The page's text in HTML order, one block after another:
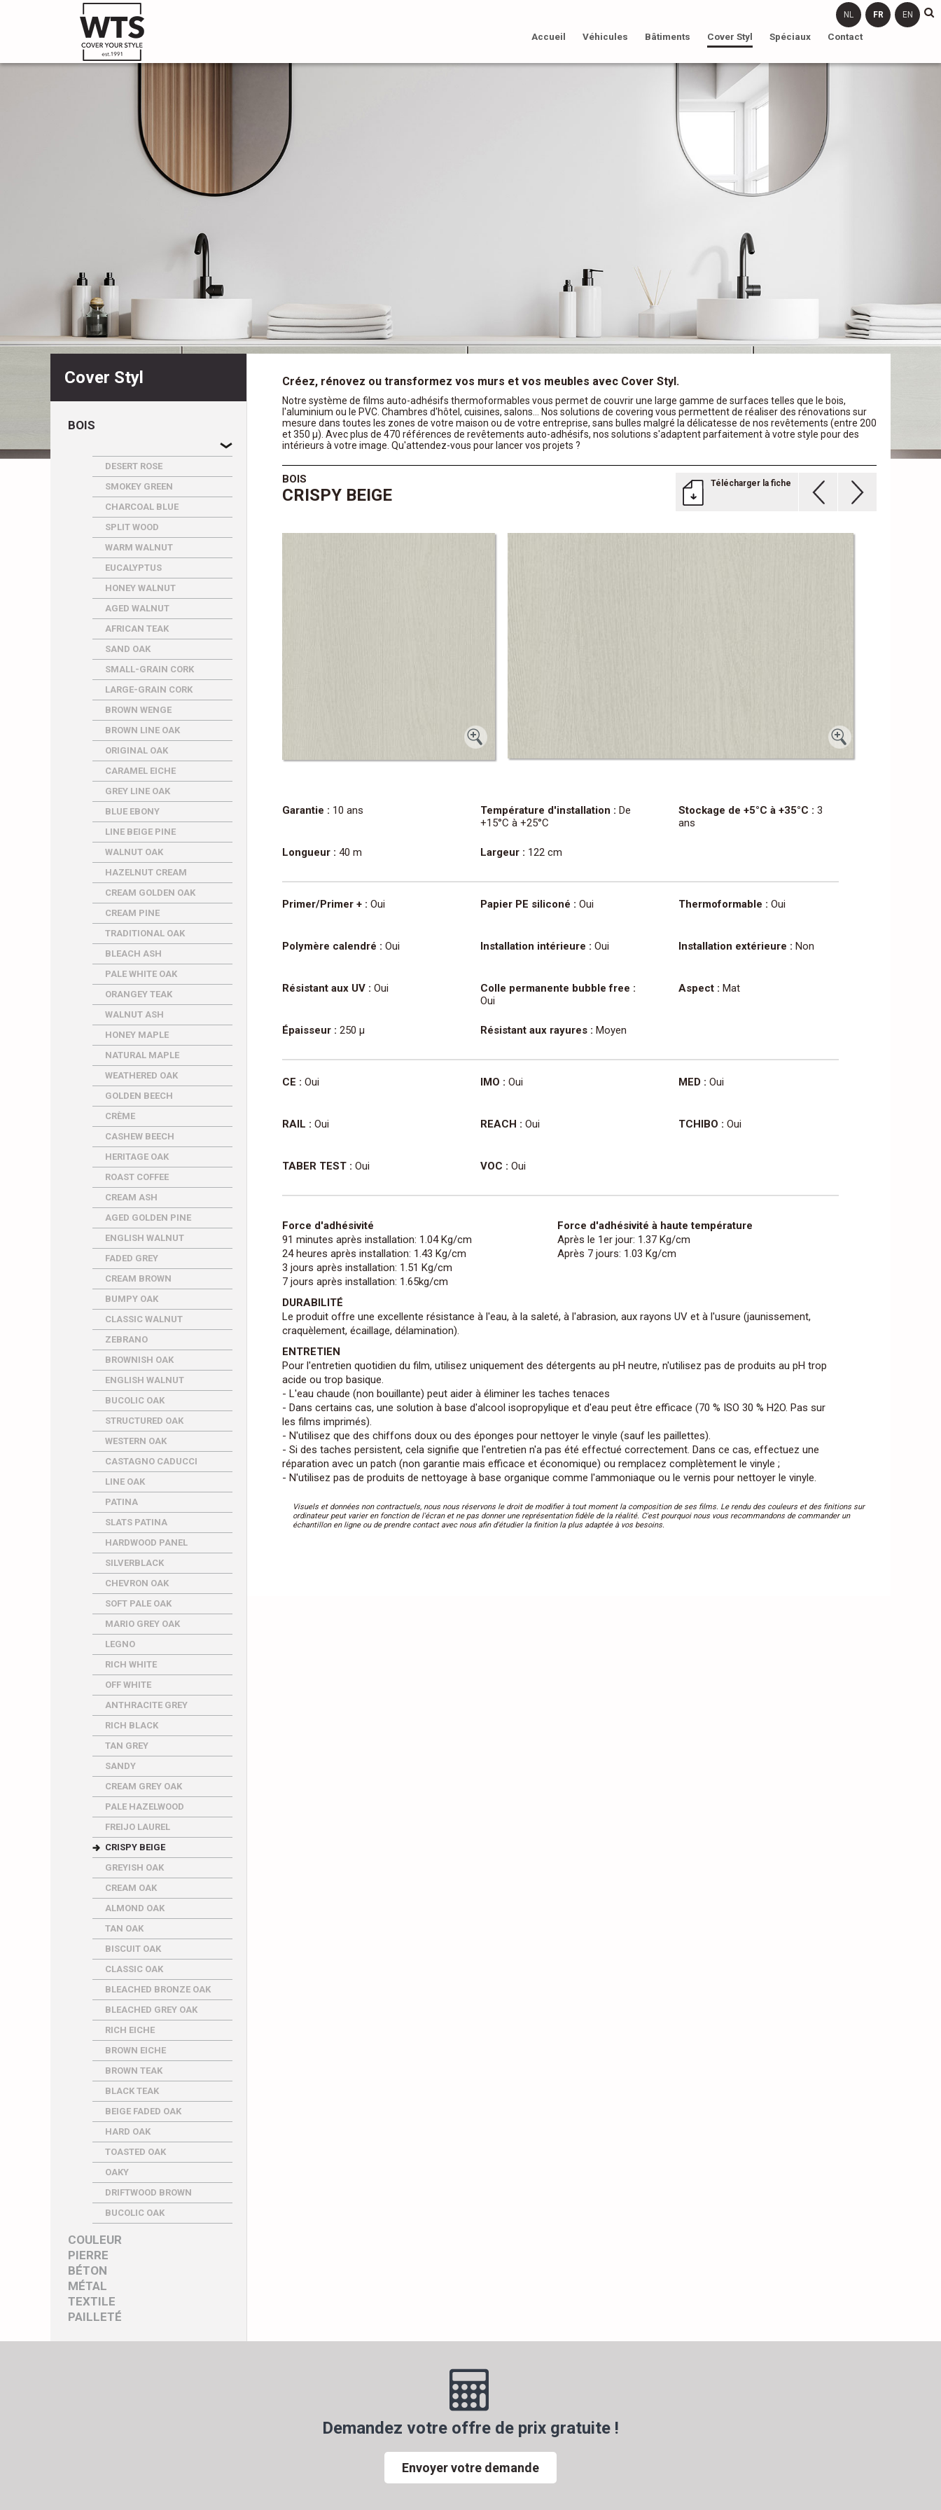
Accueil Véhicules Bâtiments Cover Styl Spéciaux Contact
NL FR EN
Cover Styl
BOIS
DESERT ROSE
SMOKEY GREEN
CHARCOAL BLUE
SPLIT WOOD
WARM WALNUT
EUCALYPTUS
HONEY WALNUT
AGED WALNUT
AFRICAN TEAK
SAND OAK
SMALL-GRAIN CORK
LARGE-GRAIN CORK
BROWN WENGE
BROWN LINE OAK
ORIGINAL OAK
CARAMEL EICHE
GREY LINE OAK
BLUE EBONY
LINE BEIGE PINE
WALNUT OAK
HAZELNUT CREAM
CREAM GOLDEN OAK
CREAM PINE
TRADITIONAL OAK
BLEACH ASH
PALE WHITE OAK
ORANGEY TEAK
WALNUT ASH
HONEY MAPLE
NATURAL MAPLE
WEATHERED OAK
GOLDEN BEECH
CRÈME
CASHEW BEECH
HERITAGE OAK
ROAST COFFEE
CREAM ASH
AGED GOLDEN PINE
ENGLISH WALNUT
FADED GREY
CREAM BROWN
BUMPY OAK
CLASSIC WALNUT
ZEBRANO
BROWNISH OAK
ENGLISH WALNUT
BUCOLIC OAK
STRUCTURED OAK
WESTERN OAK
CASTAGNO CADUCCI
LINE OAK
PATINA
SLATS PATINA
HARDWOOD PANEL
SILVERBLACK
CHEVRON OAK
SOFT PALE OAK
MARIO GREY OAK
LEGNO
RICH WHITE
OFF WHITE
ANTHRACITE GREY
RICH BLACK
TAN GREY
SANDY
CREAM GREY OAK
PALE HAZELWOOD
FREIJO LAUREL
CRISPY BEIGE
GREYISH OAK
CREAM OAK
ALMOND OAK
TAN OAK
BISCUIT OAK
CLASSIC OAK
BLEACHED BRONZE OAK
BLEACHED GREY OAK
RICH EICHE
BROWN EICHE
BROWN TEAK
BLACK TEAK
BEIGE FADED OAK
HARD OAK
TOASTED OAK
OAKY
DRIFTWOOD BROWN
BUCOLIC OAK
COULEUR
PIERRE
BÉTON
MÉTAL
TEXTILE
PAILLETÉ
Créez, rénovez ou transformez vos murs et vos meubles avec Cover Styl.
Notre système de films auto-adhésifs thermoformables vous permet de couvrir une large gamme de surfaces telles que le bois,
l'aluminium ou le PVC. Chambres d'hôtel, cuisines, salons... Nos solutions de covering vous permettent de réaliser des rénovations sur
mesure dans toutes les zones de votre maison ou de votre entreprise, sans bulles malgré la délicatesse de nos revêtements (entre 200
et 350 μ). Avec plus de 470 références de revêtements auto-adhésifs, nos solutions s'adaptent parfaitement à votre style pour des
intérieurs à votre image. Qu'attendez-vous pour lancer vos projets ?
Télécharger la fiche
BOIS
CRISPY BEIGE
Garantie : 10 ans Température d'installation : De
+15°C à +25°C
Stockage de +5°C à +35°C : 3
ans
Longueur : 40 m Largeur : 122 cm
Primer/Primer + : Oui Papier PE siliconé : Oui Thermoformable : Oui
Polymère calendré : Oui Installation intérieure : Oui Installation extérieure : Non
Résistant aux UV : Oui
Colle permanente bubble free :
Oui
Aspect : Mat
Épaisseur : 250 µ Résistant aux rayures : Moyen
CE : Oui IMO : Oui MED : Oui
RAIL : Oui REACH : Oui TCHIBO : Oui
TABER TEST : Oui VOC : Oui
Force d'adhésivité
91 minutes après installation: 1.04 Kg/cm
24 heures après installation: 1.43 Kg/cm
3 jours après installation: 1.51 Kg/cm
7 jours après installation: 1.65kg/cm
Force d'adhésivité à haute température
Après le 1er jour: 1.37 Kg/cm
Après 7 jours: 1.03 Kg/cm
DURABILITÉ
Le produit offre une excellente résistance à l'eau, à la saleté, à l'abrasion, aux rayons UV et à l'usure (jaunissement,
craquèlement, écaillage, délamination).
ENTRETIEN
Pour l'entretien quotidien du film, utilisez uniquement des détergents au pH neutre, n'utilisez pas de produits au pH trop
acide ou trop basique.
- L'eau chaude (non bouillante) peut aider à éliminer les taches tenaces
- Dans certains cas, une solution à base d'alcool isopropylique et d'eau peut être efficace (70 % ISO 30 % H2O. Pas sur
les films imprimés).
- N'utilisez que des chiffons doux ou des éponges pour nettoyer le vinyle (sauf les paillettes).
- Si des taches persistent, cela signifie que l'entretien n'a pas été effectué correctement. Dans ce cas, effectuez une
réparation avec un patch (non garantie mais efficace et économique) ou remplacez complètement le vinyle ;
- N'utilisez pas de produits de nettoyage à base organique comme l'ammoniaque ou le vernis pour nettoyer le vinyle.
Visuels et données non contractuels, nous nous réservons le droit de modifier à tout moment la composition de ses films. Le rendu des couleurs et des finitions sur
ordinateur peut varier en fonction de l'écran et ne pas donner une représentation fidèle de la réalité. C'est pourquoi nous vous recommandons de commander un
échantillon en ligne ou de prendre contact avec nous afin d'étudier la finition la plus adaptée à vos besoins.
Demandez votre offre de prix gratuite !
Envoyer votre demande